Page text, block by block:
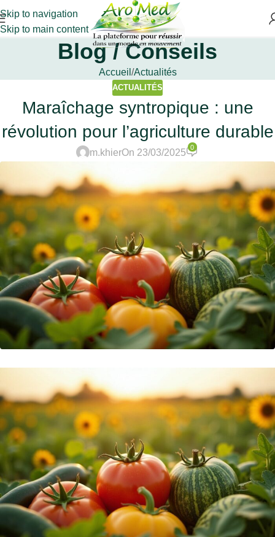
Skip to navigation
Skip to main content
Blog / Conseils
Accueil Actualités
ACTUALITÉS
Maraîchage syntropique : une
révolution pour l’agriculture durable
m.khierOn 23/03/2025
0